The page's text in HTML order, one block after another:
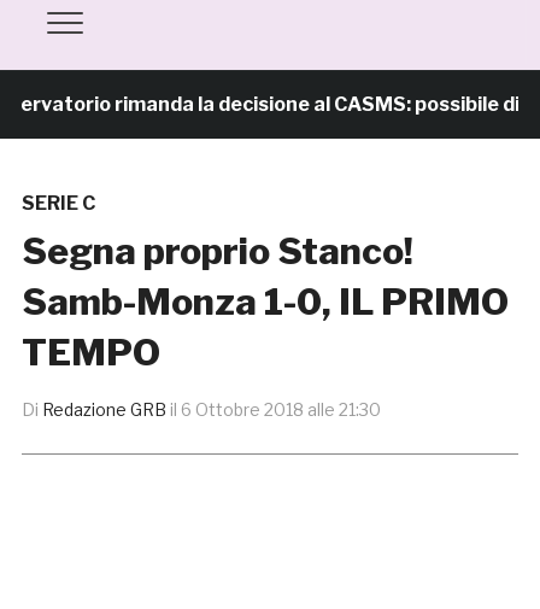
rimanda la decisione al CASMS: possibile divieto
SERIE C
Segna proprio Stanco!
Samb-Monza 1-0, IL PRIMO
TEMPO
Di Redazione GRB il 6 Ottobre 2018 alle 21:30